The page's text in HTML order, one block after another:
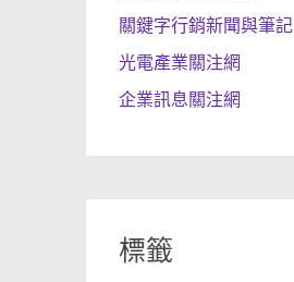
關鍵字行銷新聞與筆記
光電產業關注網
企業訊息關注網
標籤